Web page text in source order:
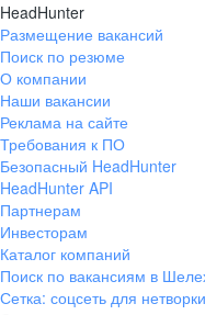
HeadHunter
Размещение вакансий
Поиск по резюме
О компании
Наши вакансии
Реклама на сайте
Требования к ПО
Безопасный HeadHunter
HeadHunter API
Партнерам
Инвесторам
Каталог компаний
Поиск по вакансиям в
Сетка: соцсеть для